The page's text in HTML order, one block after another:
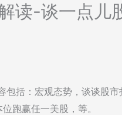
读-谈一点儿
括：宏观态势，谈谈股
跑赢任一美股，等。